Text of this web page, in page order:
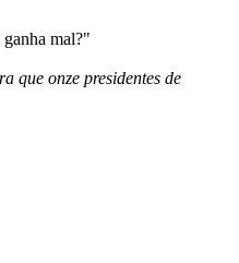
ganha mal?"
que onze presidentes de